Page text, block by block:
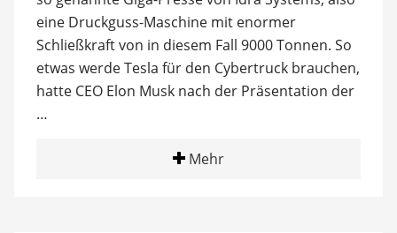
eine Druckguss-Maschine mit enormer
Schließkraft von in diesem Fall 9000 Tonnen. So
etwas werde Tesla für den Cybertruck brauchen,
hatte CEO Elon Musk nach der Präsentation der
…
Mehr